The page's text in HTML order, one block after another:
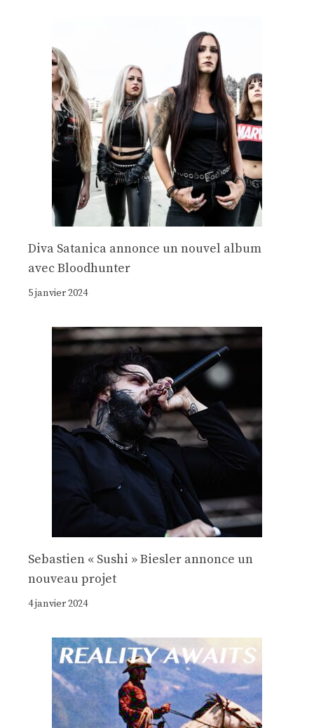
Diva Satanica annonce un nouvel album
avec Bloodhunter
5 janvier 2024
Sebastien « Sushi » Biesler annonce un
nouveau projet
4 janvier 2024